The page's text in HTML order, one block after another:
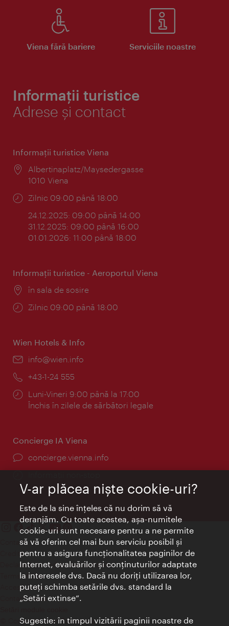
Viena fără bariere Serviciile noastre
Informații turistice
Adrese și contact
Informaţii turistice Viena
Locul:
Albertinaplatz/Maysedergasse
1010 Viena
Program:
Zilnic 09:00 până 18:00
24.12.2025: 09:00 până 14:00
31.12.2025: 09:00 până 16:00
01.01.2026: 11:00 până 18:00
Informaţii turistice - Aeroportul Viena
Locul:
în sala de sosire
Program:
Zilnic 09:00 până 18:00
Wien Hotels & Info
E-
info@wien.info
Telefon:
+43-1-24 555
Program:
Luni-Vineri 9:00 până la 17:00
Închis în zilele de sărbători legale
Concierge IA Viena
concierge.vienna.info
Contact
Credits
Declaraţie privind protecţia datelor
Terms of Use
Accesibilitate
Contact presa
© Copyright Wien Tourismus
V-ar plăcea nişte cookie-uri?
Este de la sine înţeles că nu dorim să vă
deranjăm. Cu toate acestea, aşa-numitele
cookie-uri sunt necesare pentru a ne permite
să vă oferim cel mai bun serviciu posibil şi
pentru a asigura funcţionalitatea paginilor de
Internet, evaluărilor şi conţinuturilor adaptate
la interesele dvs. Dacă nu doriţi utilizarea lor,
puteţi schimba setările dvs. standard la
„Setări extinse“.
Sugestie: în timpul vizitării paginii noastre de